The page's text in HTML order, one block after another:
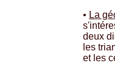
• La
deux
les
et les